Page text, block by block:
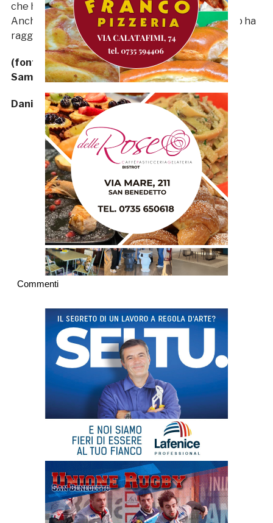
che ha pagato regolarmente stipendi e fornitori.
Anche in questo caso possiamo dire che Noi Samb ha
raggiunto uno dei suoi obiettivi.
(fonte foto: pagina facebook Associazione Noi
Samb)
Daniele Bollettini
Commenti